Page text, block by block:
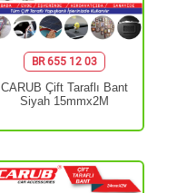
BR 655 12 03
CARUB Çift Taraflı Bant
Siyah 15mmx2M